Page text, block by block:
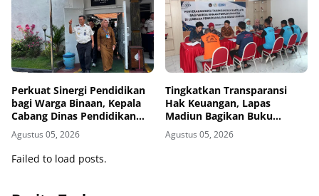
Perkuat Sinergi Pendidikan
bagi Warga Binaan, Kepala
Cabang Dinas Pendidikan
Wilayah Madiun Kunjungi
Lapas Madiun
Agustus 05, 2026
Tingkatkan Transparansi
Hak Keuangan, Lapas
Madiun Bagikan Buku
Tabungan dan ATM BRI
kepada Warga Binaan
Agustus 05, 2026
Failed to load posts.